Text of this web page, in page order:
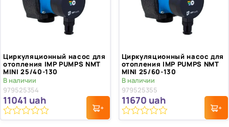
Циркуляционный насос для
отопления IMP PUMPS NMT
MINI 25/40-130
В наличии
979525354
11041 uah
Циркуляционный насос для
отопления IMP PUMPS NMT
MINI 25/60-130
В наличии
979525355
11670 uah